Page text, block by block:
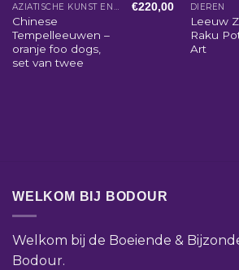
AZIATISCHE KUNST EN WOONACCESSOIRES
Chinese
Tempelleeuwen –
oranje foo dogs,
set van twee
€220,00 DIEREN
Leeuw
Raku
Art
WELKOM BIJ BODOUR
Welkom bij de Boeiende &
Bodour.